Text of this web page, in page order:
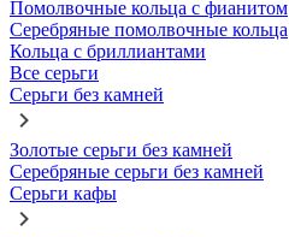
Помолвочные кольца с фианитом
Серебряные помолвочные кольца
Кольца с бриллиантами
Все серьги
Серьги без камней
Золотые серьги без камней
Серебряные серьги без камней
Серьги кафы